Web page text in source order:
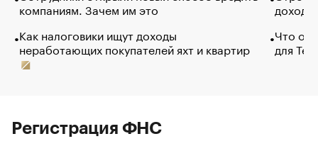
компаниям. Зачем им это
Как налоговики ищут доходы
неработающих покупателей яхт и квартир
Что
для
Регистрация ФНС